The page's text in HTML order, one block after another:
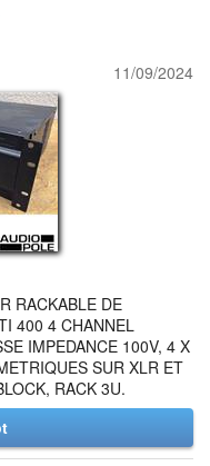
11/09/2024
RACKABLE DE
400 4 CHANNEL
IMPEDANCE 100V, 4 X
SUR XLR ET
RACK 3U.